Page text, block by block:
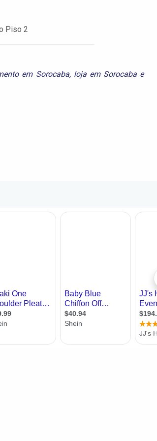
Piso 2
em Sorocaba, loja em Sorocaba e